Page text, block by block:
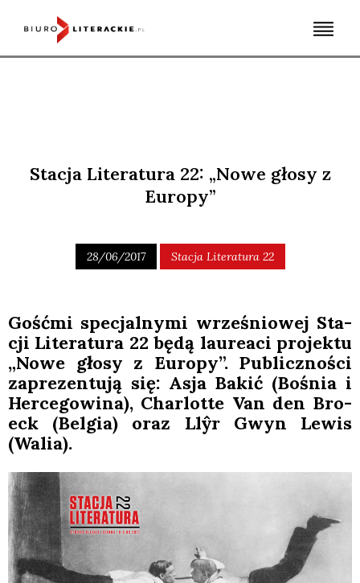
Stacja Literatura 22: „Nowe głosy z
Europy”
28/06/2017 Stacja Literatura 22
Gość­mi spe­cjal­ny­mi wrze­śnio­wej Sta­
cji Lite­ra­tu­ra 22 będą lau­re­aci pro­jek­tu
„Nowe gło­sy z Euro­py”. Publicz­no­ści
zapre­zen­tu­ją się: Asja Bakić (Bośnia i
Her­ce­go­wi­na), Char­lot­te Van den Bro­
eck (Bel­gia) oraz Llŷr Gwyn Lewis
(Walia).